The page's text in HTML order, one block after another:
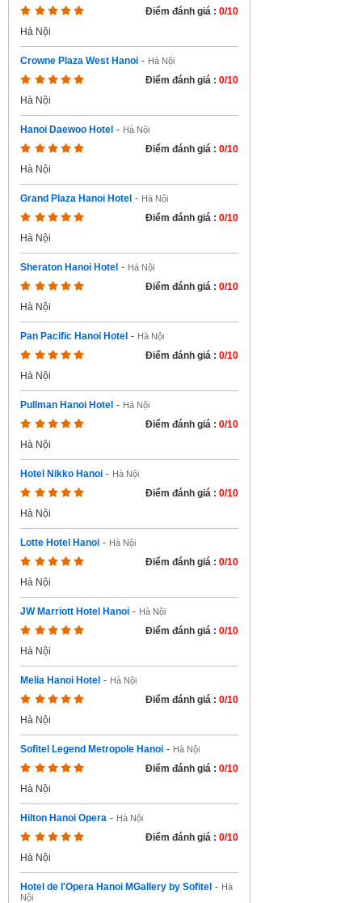
Điểm đánh giá : 0/10
Hà Nội
Crowne Plaza West Hanoi - Hà Nội
Điểm đánh giá : 0/10
Hà Nội
Hanoi Daewoo Hotel - Hà Nội
Điểm đánh giá : 0/10
Hà Nội
Grand Plaza Hanoi Hotel - Hà Nội
Điểm đánh giá : 0/10
Hà Nội
Sheraton Hanoi Hotel - Hà Nội
Điểm đánh giá : 0/10
Hà Nội
Pan Pacific Hanoi Hotel - Hà Nội
Điểm đánh giá : 0/10
Hà Nội
Pullman Hanoi Hotel - Hà Nội
Điểm đánh giá : 0/10
Hà Nội
Hotel Nikko Hanoi - Hà Nội
Điểm đánh giá : 0/10
Hà Nội
Lotte Hotel Hanoi - Hà Nội
Điểm đánh giá : 0/10
Hà Nội
JW Marriott Hotel Hanoi - Hà Nội
Điểm đánh giá : 0/10
Hà Nội
Melia Hanoi Hotel - Hà Nội
Điểm đánh giá : 0/10
Hà Nội
Sofitel Legend Metropole Hanoi - Hà Nội
Điểm đánh giá : 0/10
Hà Nội
Hilton Hanoi Opera - Hà Nội
Điểm đánh giá : 0/10
Hà Nội
Hotel de l'Opera Hanoi MGallery by Sofitel - Hà
Nội